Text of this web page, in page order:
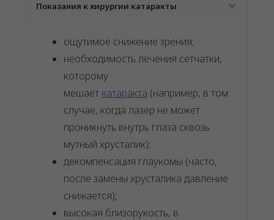
Показания к хирургии катаракты
ощутимое снижение зрения;
необходимость лечения сетчатки,
которому
мешает катаракта (например, в том
случае, когда лазер не может
проникнуть внутрь глаза сквозь
мутный хрусталик);
декомпенсация глаукомы (часто,
после замены хрусталика давление
снижается);
высокая близорукость, в